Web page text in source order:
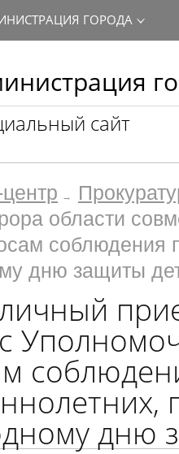
сайт
ГОРОДА
области
соблюдения
дню защиты
дню